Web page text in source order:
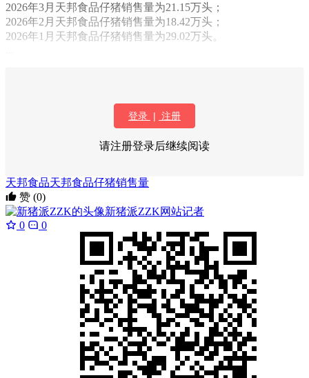
2026年3月天邦食品仔猪销售量为21.15万头；
2026年2月天邦食品仔猪销售量为18.42万头；
2026年1月天邦食品仔猪销售量为29.02万头。
登录 | 注册
请注册登录后继续阅读
天邦食品天邦食品仔猪销售量
赞 (0)
新猪派ZZK网站记者
0
0